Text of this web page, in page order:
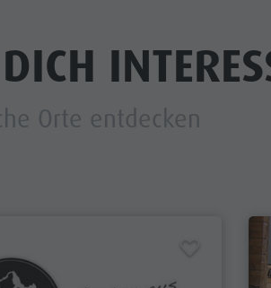
Orte entdecken